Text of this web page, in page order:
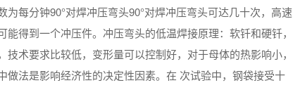
每分钟90°对焊冲压弯头90°对焊冲压弯头可达几十次，高速
得到一个冲压件。冲压弯头的低温焊接原理：软钎和硬钎，
术要求比较低，变形量可以控制好，对于母体的热影响小，
法是影响经济性的决定性因素。在 次试验中，钢袋接受十